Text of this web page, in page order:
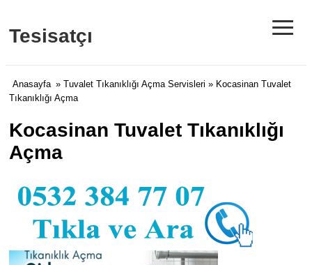
Tesisatçı ≡
Anasayfa » Tuvalet Tıkanıklığı Açma Servisleri » Kocasinan Tuvalet
Tıkanıklığı Açma
Kocasinan Tuvalet Tıkanıklığı
Açma